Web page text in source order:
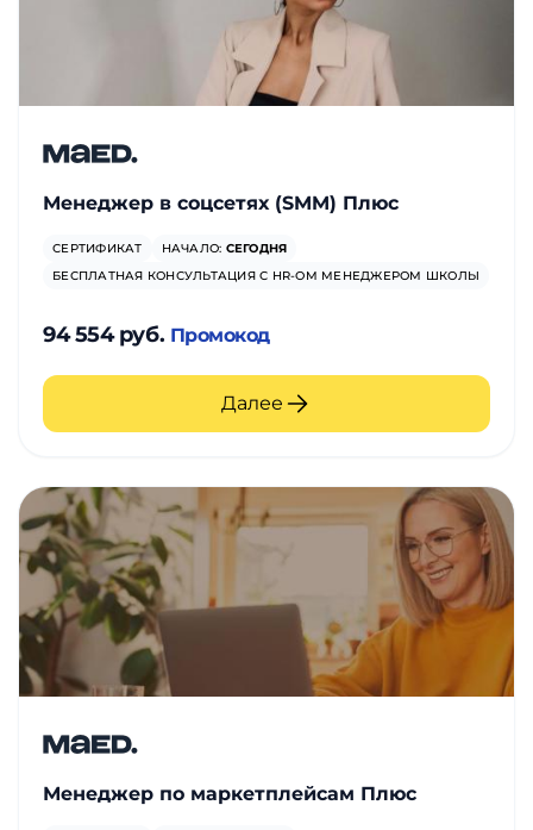
Менеджер в соцсетях (SMM) Плюс
СЕРТИФИКАТ НАЧАЛО: СЕГОДНЯ
БЕСПЛАТНАЯ КОНСУЛЬТАЦИЯ С HR-ОМ МЕНЕДЖЕРОМ ШКОЛЫ
94 554 руб. Промокод
Далее
Менеджер по маркетплейсам Плюс